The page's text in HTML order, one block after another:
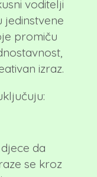
voditelji
jedinstvene
promiču
izraz.
da
se kroz